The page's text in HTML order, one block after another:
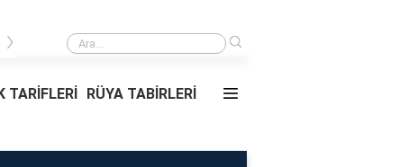
Rüyada Ablamı Görmek Ne Anlama Geliyor?
›
TARİFLERİ RÜYA TABİRLERİ